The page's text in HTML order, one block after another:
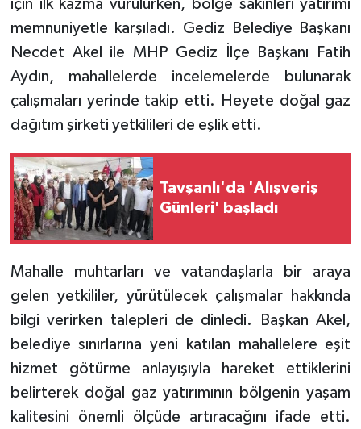
için ilk kazma vurulurken, bölge sakinleri yatırımı
memnuniyetle karşıladı. Gediz Belediye Başkanı
Necdet Akel ile MHP Gediz İlçe Başkanı Fatih
Aydın, mahallelerde incelemelerde bulunarak
çalışmaları yerinde takip etti. Heyete doğal gaz
dağıtım şirketi yetkilileri de eşlik etti.
Tavşanlı'da 'Alışveriş
Günleri' başladı
Mahalle muhtarları ve vatandaşlarla bir araya
gelen yetkililer, yürütülecek çalışmalar hakkında
bilgi verirken talepleri de dinledi. Başkan Akel,
belediye sınırlarına yeni katılan mahallelere eşit
hizmet götürme anlayışıyla hareket ettiklerini
belirterek doğal gaz yatırımının bölgenin yaşam
kalitesini önemli ölçüde artıracağını ifade etti.